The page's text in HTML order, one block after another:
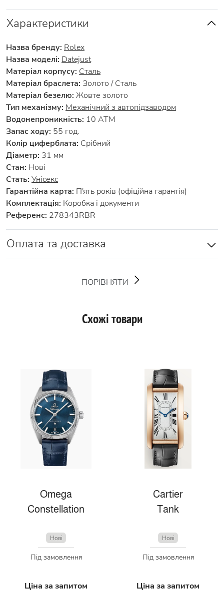
Характеристики
Назва бренду: Rolex
Назва моделі: Datejust
Матеріал корпусу: Сталь
Матеріал браслета: Золото / Сталь
Матеріал безелю: Жовте золото
Тип механізму: Механічний з автопідзаводом
Водонепроникність: 10 АТМ
Запас ходу: 55 год.
Колір циферблата: Срібний
Діаметр: 31 мм
Стан: Нові
Стать: Унісекс
Гарантійна карта: П'ять років (офіційна гарантія)
Комплектація: Коробка і документи
Референс: 278343RBR
Оплата та доставка
ПОРІВНЯТИ
Схожі товари
Omega
Constellation
Нові
Під замовлення
Ціна за запитом
Cartier
Tank
Нові
Під замовлення
Ціна за запитом